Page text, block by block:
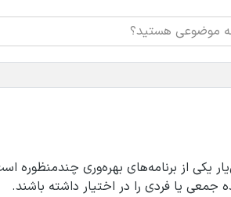
یکی از برنامه‌های بهره‌وری چندمنظوره
جمعی یا فردی را در اختیار داشته باشند.